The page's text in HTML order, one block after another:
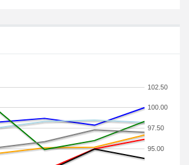
95.00
97.50
100.00
102.50